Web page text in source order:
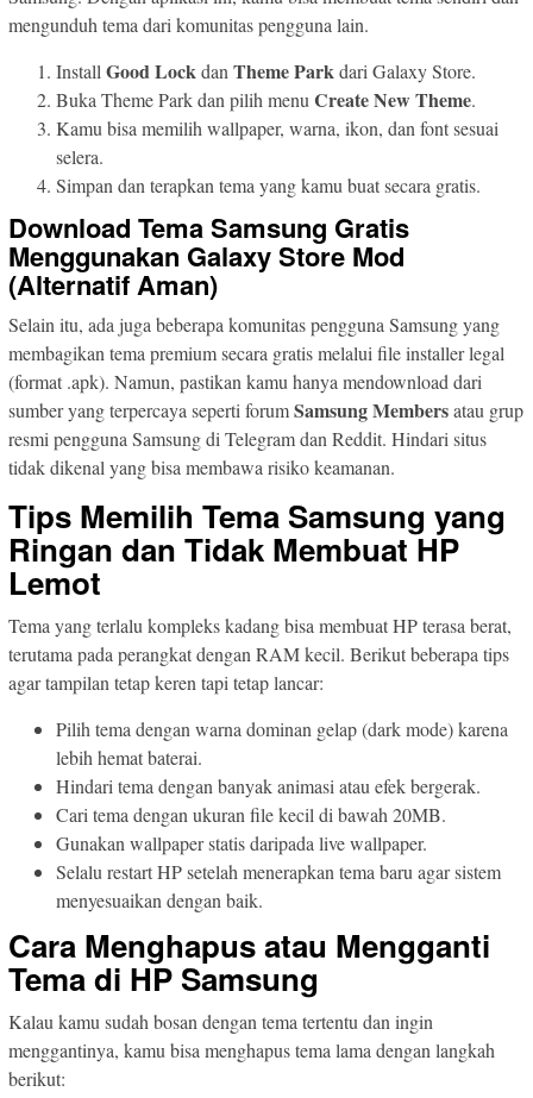
mengunduh tema dari komunitas pengguna lain.
Install Good Lockdan Theme Parkdari Galaxy Store.
Buka Theme Park dan pilih menu Create New Theme.
Kamu bisa memilih wallpaper, warna, ikon, dan font sesuai
selera.
Simpan dan terapkan tema yang kamu buat secara gratis.
Download Tema Samsung Gratis
Menggunakan Galaxy Store Mod
(Alternatif Aman)
Selain itu, ada juga beberapa komunitas pengguna Samsung yang
membagikan tema premium secara gratis melalui file installer legal
(format .apk). Namun, pastikan kamu hanya mendownload dari
sumber yang terpercaya seperti forumSamsung Membersatau grup
resmi pengguna Samsung di Telegram dan Reddit. Hindari situs
tidak dikenal yang bisa membawa risiko keamanan.
Tips Memilih Tema Samsung yang
Ringan dan Tidak Membuat HP
Lemot
Tema yang terlalu kompleks kadang bisa membuat HP terasa berat,
terutama pada perangkat dengan RAM kecil. Berikut beberapa tips
agar tampilan tetap keren tapi tetap lancar:
Pilih tema dengan warna dominan gelap (dark mode) karena
lebih hemat baterai.
Hindari tema dengan banyak animasi atau efek bergerak.
Cari tema dengan ukuran file kecil di bawah 20MB.
Gunakan wallpaper statis daripada live wallpaper.
Selalu restart HP setelah menerapkan tema baru agar sistem
menyesuaikan dengan baik.
Cara Menghapus atau Mengganti
Tema di HP Samsung
Kalau kamu sudah bosan dengan tema tertentu dan ingin
menggantinya, kamu bisa menghapus tema lama dengan langkah
berikut: